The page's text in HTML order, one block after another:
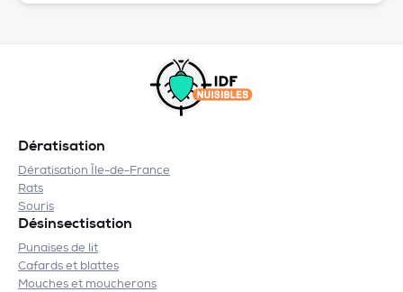
Dératisation
Dératisation Île-de-France
Rats
Souris
Désinsectisation
Punaises de lit
Cafards et blattes
Mouches et moucherons